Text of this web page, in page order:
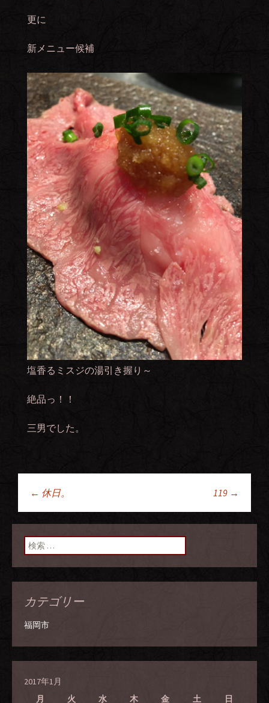
更に
新メニュー候補
塩香るミスジの湯引き握り～
絶品っ！！
三男でした。
投稿ナビゲーショ
ン
← 休日。 119 →
検索:
カテゴリー
福岡市
2017年1月
月
火 水 木 金 土 日